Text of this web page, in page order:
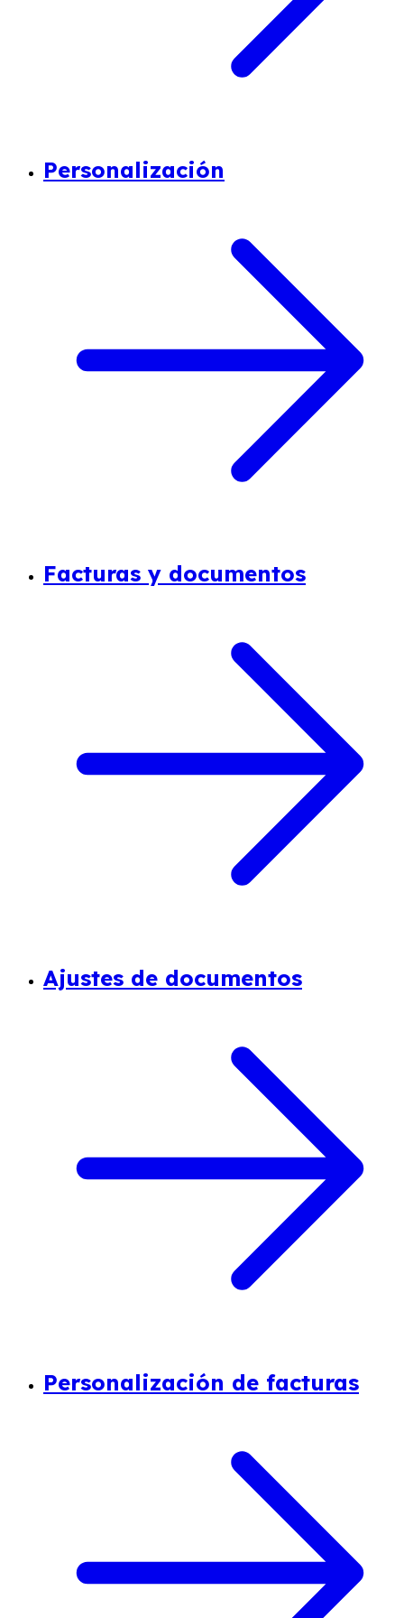
Personalización
Facturas y documentos
Ajustes de documentos
Personalización de facturas